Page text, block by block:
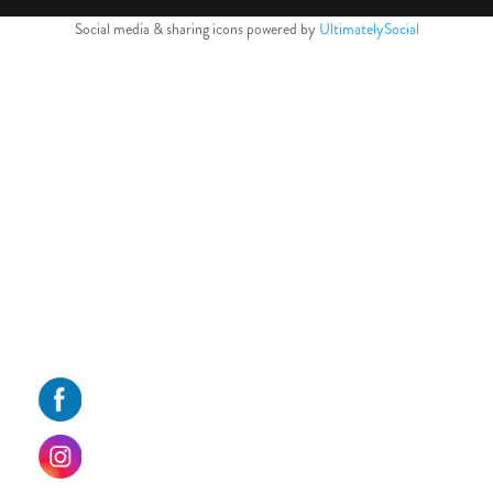
Social media & sharing icons powered by UltimatelySocial